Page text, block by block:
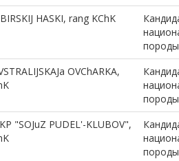
HASKI, rang KChK
породы
OVChARKA,
породы
"SOJuZ PUDEL'-KLUBOV",
породы